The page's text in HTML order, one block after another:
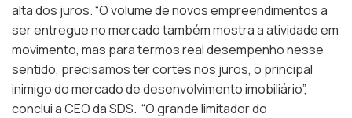
alta dos juros. “O volume de novos empreendimentos a
ser entregue no mercado também mostra a atividade em
movimento, mas para termos real desempenho nesse
sentido, precisamos ter cortes nos juros, o principal
inimigo do mercado de desenvolvimento imobiliário”,
conclui a CEO da SDS. “O grande limitador do